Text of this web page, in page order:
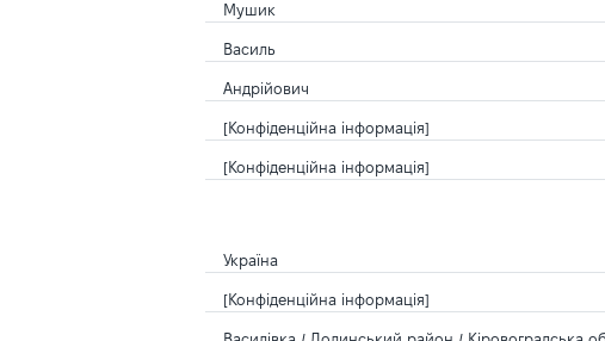
Мушик
Василь
Андрійович
[Конфіденційна інформація]
[Конфіденційна інформація]
Україна
[Конфіденційна інформація]